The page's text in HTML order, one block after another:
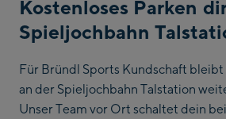
Kostenloses Parken
Spieljochbahn
Für Bründl Sports Kundschaft bleibt
an der Spieljochbahn Talstation
Unser Team vor Ort schaltet dein